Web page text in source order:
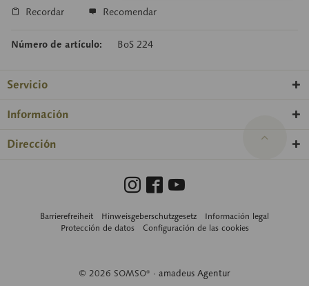
Recordar Recomendar
Número de artículo: BoS 224
Servicio
Información
Dirección
© 2026 SOMSO® · amadeus Agentur
Barrierefreiheit Hinweisgeberschutzgesetz
Información legal
Protección de datos
Configuración de las cookies